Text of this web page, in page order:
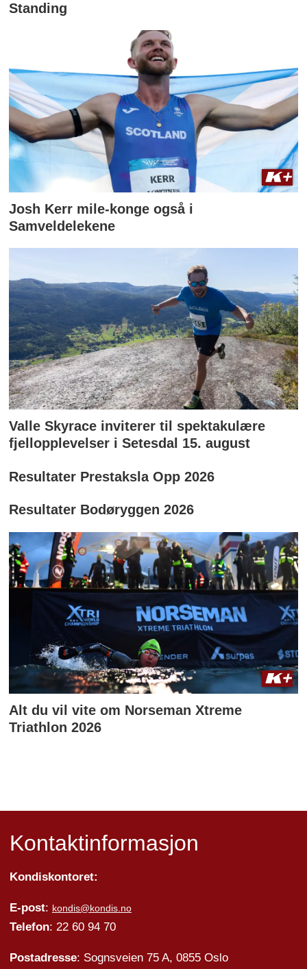
Standing
Josh Kerr mile-konge også i
Samveldelekene
Valle Skyrace inviterer til spektakulære
fjellopplevelser i Setesdal 15. august
Resultater Prestaksla Opp 2026
Resultater Bodøryggen 2026
Alt du vil vite om Norseman Xtreme
Triathlon 2026
Kontaktinformasjon
Kondiskontoret:
E-post: kondis@kondis.no
Telefon: 22 60 94 70
Postadresse: Sognsveien 75 A, 0855 Oslo